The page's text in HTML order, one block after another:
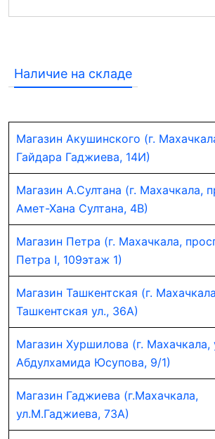
Наличие на складе
Магазин Акушинского (г.
Гайдара Гаджиева, 14И)
Магазин А.Султана (г. Махачкала,
Амет-Хана Султана, 4В)
Магазин Петра (г. Махачкала,
Петра I, 109этаж 1)
Магазин Ташкентская (г.
Ташкентская ул., 36А)
Магазин Хуршилова (г. Махачкала,
Абдулхамида Юсупова, 9/1)
Магазин Гаджиева (г.Махачкала,
ул.М.Гаджиева, 73А)